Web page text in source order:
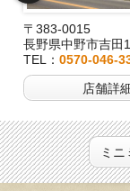
〒383-0015
長野県中野市吉田
TEL： 0570-046-
店舗詳
ミ